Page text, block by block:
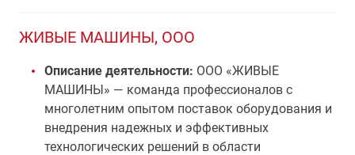
ЖИВЫЕ МАШИНЫ, ООО
Описание деятельности: ООО «ЖИВЫЕ
МАШИНЫ» — команда профессионалов с
многолетним опытом поставок оборудования и
внедрения надежных и эффективных
технологических решений в области